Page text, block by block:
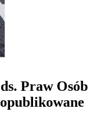
Praw Osób